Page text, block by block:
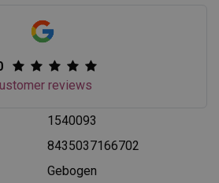
reviews
1540093
8435037166702
Gebogen